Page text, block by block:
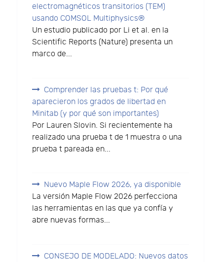
electromagnéticos transitorios (TEM)
usando COMSOL Multiphysics®
Un estudio publicado por Li et al. en la
Scientific Reports (Nature) presenta un
marco de...
Comprender las pruebas t: Por qué
aparecieron los grados de libertad en
Minitab (y por qué son importantes)
Por Lauren Slovin. Si recientemente ha
realizado una prueba t de 1 muestra o una
prueba t pareada en...
Nuevo Maple Flow 2026, ya disponible
La versión Maple Flow 2026 perfecciona
las herramientas en las que ya confía y
abre nuevas formas...
CONSEJO DE MODELADO: Nuevos datos